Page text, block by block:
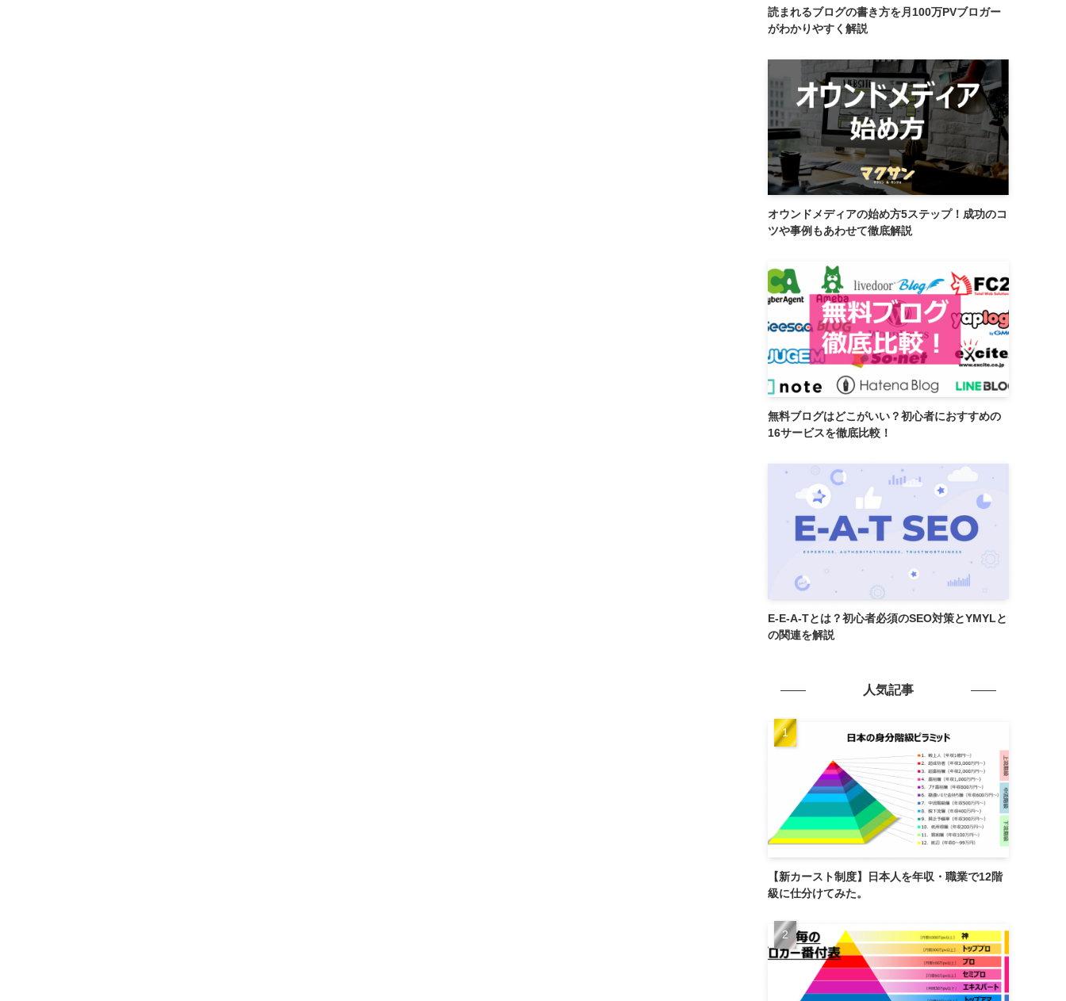
読まれるブログの書き方を月100万PVブロガー
がわかりやすく解説
オウンドメディアの始め方5ステップ！成功のコ
ツや事例もあわせて徹底解説
無料ブログはどこがいい？初心者におすすめの
16サービスを徹底比較！
E-E-A-Tとは？初心者必須のSEO対策とYMYLと
の関連を解説
人気記事
【新カースト制度】日本人を年収・職業で12階
級に仕分けてみた。